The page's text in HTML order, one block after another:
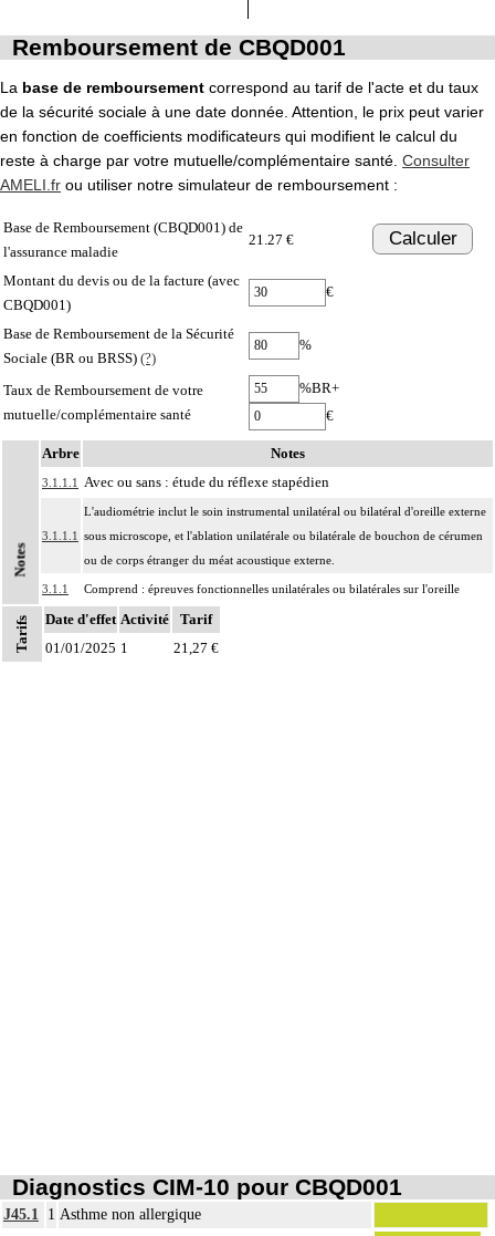
Remboursement de CBQD001
La base de remboursement correspond au tarif de l'acte et du taux
de la sécurité sociale à une date donnée. Attention, le prix peut varier
en fonction de coefficients modificateurs qui modifient le calcul du
reste à charge par votre mutuelle/complémentaire santé. Consulter
AMELI.fr ou utiliser notre simulateur de remboursement :
Base de Remboursement (CBQD001) de
l'assurance maladie
21.27 € Calculer
Montant du devis ou de la facture (avec
CBQD001)
€
Base de Remboursement de la Sécurité
Sociale (BR ou BRSS) (?)
%
Taux de Remboursement de votre
mutuelle/complémentaire santé
%BR+
€
Notes
Arbre Notes
3.1.1.1 Avec ou sans : étude du réflexe stapédien
3.1.1.1
L'audiométrie inclut le soin instrumental unilatéral ou bilatéral d'oreille externe
sous microscope, et l'ablation unilatérale ou bilatérale de bouchon de cérumen
ou de corps étranger du méat acoustique externe.
3.1.1 Comprend : épreuves fonctionnelles unilatérales ou bilatérales sur l'oreille
3
Les actes diagnostiques et thérapeutiques sur l'oreille incluent l'examen
unilatéral ou bilatéral de l'oreille externe et/ou moyenne, sous microscope ou
Tarifs Date d'effet Activité
Tarif
01/01/2025 1 21,27 €
Diagnostics CIM-10 pour CBQD001
J45.1 1 Asthme non allergique